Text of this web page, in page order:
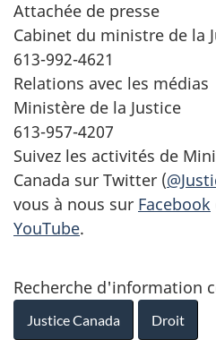
Attachée de presse
Cabinet du ministre de la
613-992-4621
Relations avec les médias
Ministère de la Justice
613-957-4207
Suivez les activités de
Canada sur Twitter (
vous à nous sur Facebook
YouTube.
Recherche d'information
Justice Canada Droit